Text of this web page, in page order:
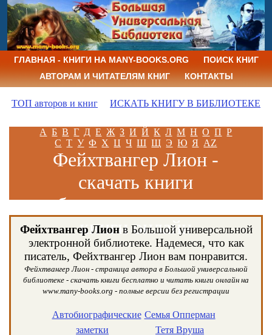
ГЛАВНАЯ - КНИГИ НА MANY-BOOKS.ORG
ПОИСК КНИГ
АВТОРАМ И ЧИТАТЕЛЯМ КНИГ
КОНТАКТЫ
ТОП авторов и книг ИСКАТЬ КНИГУ В БИБЛИОТЕКЕ
А Б В Г Д Е Ж З И Й К Л М Н О П Р
С Т У Ф Х Ц Ч Ш Щ Э Ю Я AZ
Фейхтвангер Лион -
скачать книги
бесплатно и читать
книги онлайн
Фейхтвангер Лионв Большой универсальной
электронной библиотеке. Надемеся, что как
писатель, Фейхтвангер Лион вам понравится.
Фейхтвангер Лион - страница автора в Большой универсальной
библиотеке - скачать книги бесплатно и читать книги онлайн на
www.many-books.org - полные версии без регистрации
Автобиографические
заметки
Семья Опперман
Тетя Вруша